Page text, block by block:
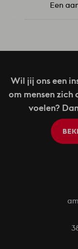
Een
Wil jij ons een
om mensen
voelen?